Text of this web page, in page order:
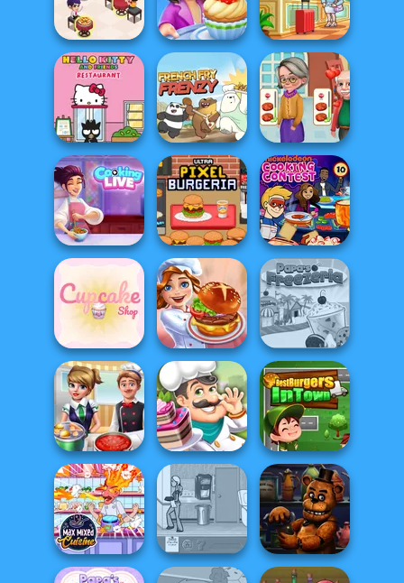
Papa's Bakeria Papa's Burgeria Sushi Master
Cooking
Restaurant
Kitchen
Cooking Stories:
Fun Cafe
Hotel Fever
Tycoon
Hello Kitty And
Friends Restau...
French Fry Frenzy
Cooking
Madness
Cooking Live: Be
a Chef&Cook
Ultra Pixel
Burgeria
Nickelodeon
Cooking Contest
Cupcake Shop Cooking Festival Papa's Freezeria
Cooking Frenzy Cake Shop
Best Burgers In
Town